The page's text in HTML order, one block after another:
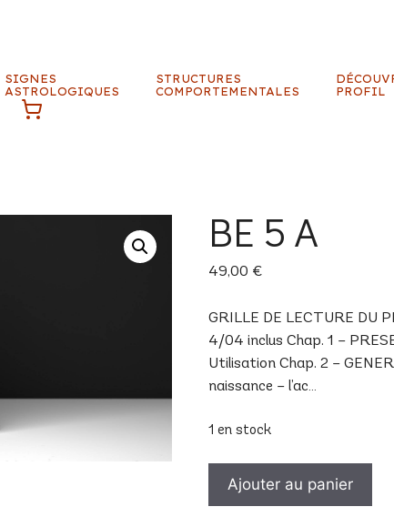
SIGNES
ASTROLOGIQUES
STRUCTURES
COMPORTEMENTALES
PROFIL
BE 5 A
49,00 €
GRILLE DE LECTURE DU
4/04 inclus Chap. 1 –
Utilisation Chap. 2 –
naissance – l’ac…
1 en stock
Ajouter au panier